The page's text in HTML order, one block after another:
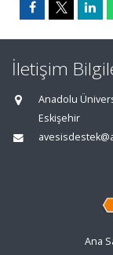
İletişim
Anadolu
Eskişehir
Ana